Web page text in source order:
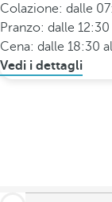
Colazione: dalle
Pranzo: dalle
Cena: dalle 18:30
Vedi i dettagli